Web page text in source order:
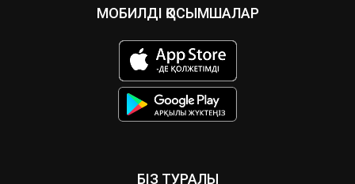
МОБИЛДІ ҚОСЫМШАЛАР
БІЗ ТУРАЛЫ